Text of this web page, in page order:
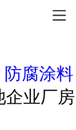
防腐涂料
企业厂房